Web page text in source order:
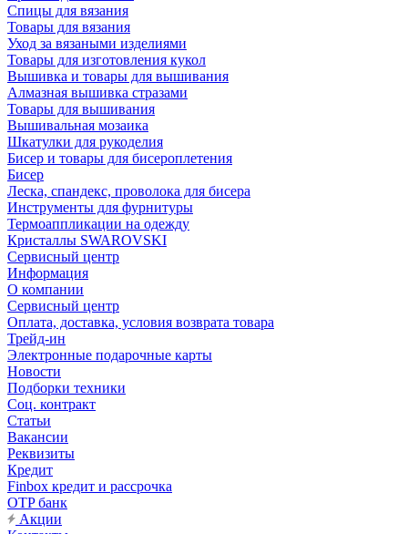
Спицы для вязания
Товары для вязания
Уход за вязаными изделиями
Товары для изготовления кукол
Вышивка и товары для вышивания
Алмазная вышивка стразами
Товары для вышивания
Вышивальная мозаика
Шкатулки для рукоделия
Бисер и товары для бисероплетения
Бисер
Леска, спандекс, проволока для бисера
Инструменты для фурнитуры
Термоаппликации на одежду
Кристаллы SWAROVSKI
Сервисный центр
Информация
О компании
Сервисный центр
Оплата, доставка, условия возврата товара
Трейд-ин
Электронные подарочные карты
Новости
Подборки техники
Соц. контракт
Статьи
Вакансии
Реквизиты
Кредит
Finbox кредит и рассрочка
OTP банк
Акции